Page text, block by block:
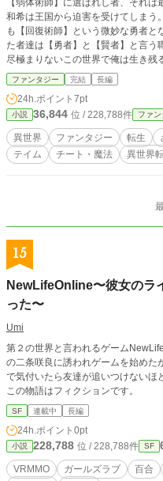
【弱体術師】に選ばれし者、それは最弱の勇者。 それに選
和希は王国から迫害を受けてしまう。 唯一彼の事を心配してくれた小鳥遊優樹
も【回復術師】という微妙な勇者となってしまった。
た者達は【勇者】と【賢者】と言う職
尽極まりないこの世界で俺は生き残
ファンタジー 完結 長編
24h.ポイント 7pt
小説 36,844 位 / 228,788件 ファン
異世界 ファンタジー 転生
テイム
チート・魔法 異世界
15
NewLifeOnline〜彼女のラ
った〜
Umi
第２の世界と言われるゲーム
の二条咲良に誘われゲームを始めた
で気付いたら友達が追いつけないほ
この物語はフィクションです。
SF 連載中 長編
24h.ポイント 0pt
小説 228,788 位 / 228,788件 SF
VRMMO ガールズラブ 百合